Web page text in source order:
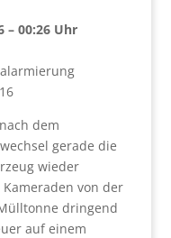
– 00:26 Uhr
dem
gerade die
wieder
von der
dringend
auf einem